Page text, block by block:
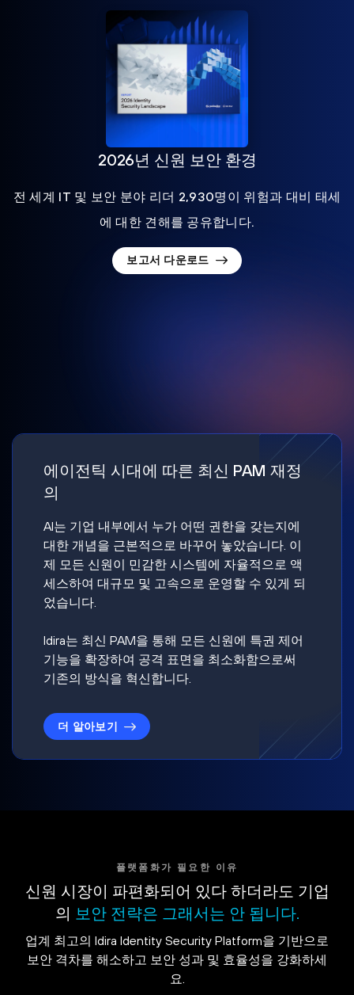
2026년 신원 보안 환경
전 세계 IT 및 보안 분야 리더 2,930명이 위험과 대비 태세
에 대한 견해를 공유합니다.
보고서 다운로드
에이전틱 시대에 따른 최신 PAM 재정
의
AI는 기업 내부에서 누가 어떤 권한을 갖는지에
대한 개념을 근본적으로 바꾸어 놓았습니다. 이
제 모든 신원이 민감한 시스템에 자율적으로 액
세스하여 대규모 및 고속으로 운영할 수 있게 되
었습니다.
Idira는 최신 PAM을 통해 모든 신원에 특권 제어
기능을 확장하여 공격 표면을 최소화함으로써
기존의 방식을 혁신합니다.
더 알아보기
플랫폼화가 필요한 이유
신원 시장이 파편화되어 있다 하더라도 기업
의 보안 전략은 그래서는 안 됩니다.
업계 최고의 Idira Identity Security Platform을 기반으로
보안 격차를 해소하고 보안 성과 및 효율성을 강화하세
요.